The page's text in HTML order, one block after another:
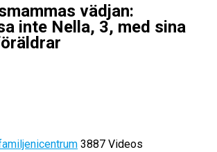
vädjan:
inte Nella, 3, med sina
3887 Videos